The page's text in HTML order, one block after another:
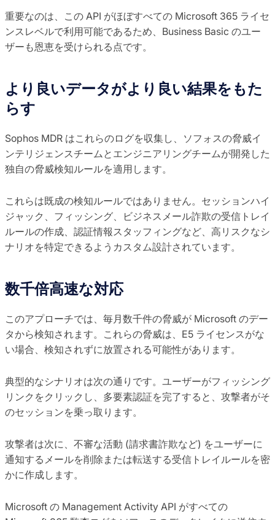
重要なのは、この API がほぼすべての Microsoft 365 ライセ
ンスレベルで利用可能であるため、Business Basic のユー
ザーも恩恵を受けられる点です。
より良いデータがより良い結果をもた
らす
Sophos MDR はこれらのログを収集し、ソフォスの脅威イ
ンテリジェンスチームとエンジニアリングチームが開発した
独自の脅威検知ルールを適用します。
これらは既成の検知ルールではありません。 セッションハイ
ジャック、フィッシング、ビジネスメール詐欺の受信トレイ
ルールの作成、認証情報スタッフィングなど、高リスクなシ
ナリオを特定できるようカスタム設計されています。
数千倍高速な対応
このアプローチでは、毎月数千件の脅威が Microsoft のデー
タから検知されます。これらの脅威は、E5 ライセンスがな
い場合、検知されずに放置される可能性があります。
典型的なシナリオは次の通りです。ユーザーがフィッシング
リンクをクリックし、多要素認証を完了すると、攻撃者がそ
のセッションを乗っ取ります。
攻撃者は次に、不審な活動 (請求書詐欺など) をユーザーに
通知するメールを削除または転送する受信トレイルールを密
かに作成します。
Microsoft の Management Activity API がすべての